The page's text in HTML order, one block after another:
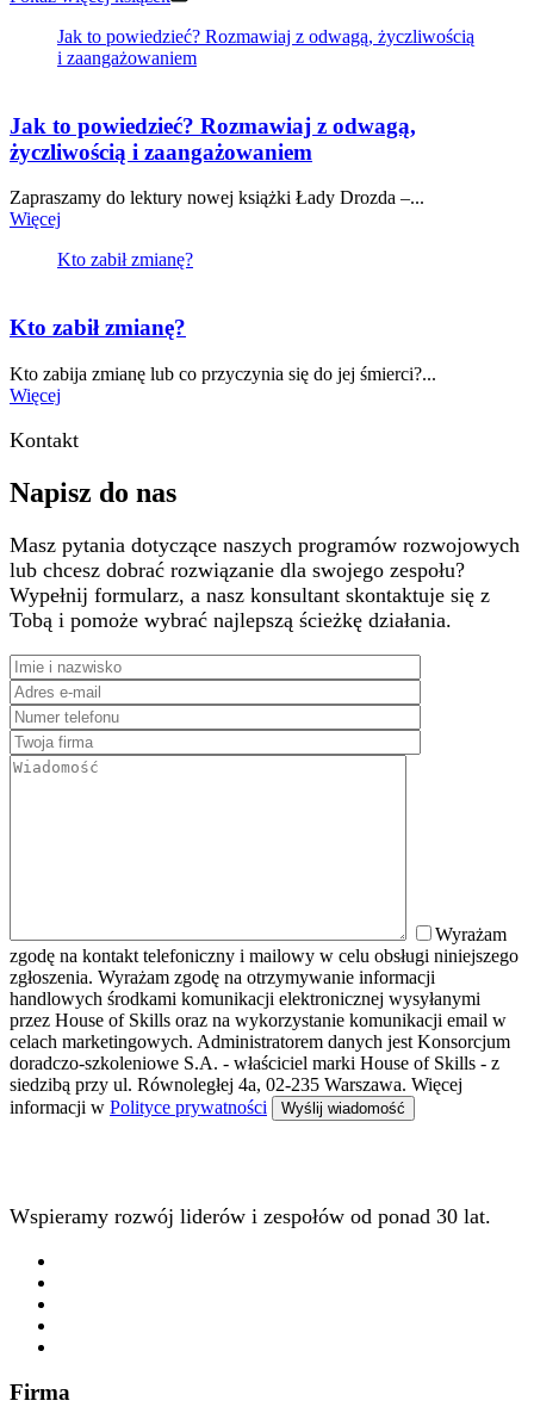
Jak to powiedzieć? Rozmawiaj z odwagą, życzliwością
i zaangażowaniem
Jak to powiedzieć? Rozmawiaj z odwagą,
życzliwością i zaangażowaniem
Zapraszamy do lektury nowej książki Łady Drozda –...
Więcej
Kto zabił zmianę?
Kto zabił zmianę?
Kto zabija zmianę lub co przyczynia się do jej śmierci?...
Więcej
Kontakt
Napisz do nas
Masz pytania dotyczące naszych programów rozwojowych
lub chcesz dobrać rozwiązanie dla swojego zespołu?
Wypełnij formularz, a nasz konsultant skontaktuje się z
Tobą i pomoże wybrać najlepszą ścieżkę działania.
Wyrażam
zgodę na kontakt telefoniczny i mailowy w celu obsługi niniejszego
zgłoszenia. Wyrażam zgodę na otrzymywanie informacji
handlowych środkami komunikacji elektronicznej wysyłanymi
przez House of Skills oraz na wykorzystanie komunikacji email w
celach marketingowych. Administratorem danych jest Konsorcjum
doradczo-szkoleniowe S.A. - właściciel marki House of Skills - z
siedzibą przy ul. Równoległej 4a, 02-235 Warszawa. Więcej
informacji w Polityce prywatności
Wspieramy rozwój liderów i zespołów od ponad 30 lat.
Firma